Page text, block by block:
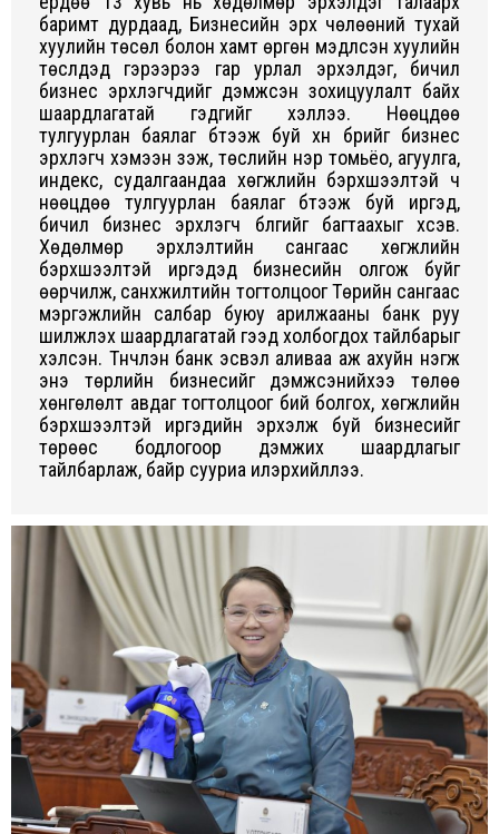
баримт дурдаад, Бизнесийн эрх чөлөөний тухай
хуулийн төсөл болон хамт өргөн мэдүүлсэн хуулийн
төслүүдэд гэрээрээ гар урлал эрхэлдэг, бичил
бизнес эрхлэгчдийг дэмжсэн зохицуулалт байх
шаардлагатай гэдгийг хэллээ. Нөөцдөө
тулгуурлан баялаг бүтээж буй хүн бүрийг бизнес
эрхлэгч хэмээн үзэж, төслийн нэр томьёо, агуулга,
индекc, судалгаандаа хөгжлийн бэрхшээлтэй ч
нөөцдөө тулгуурлан баялаг бүтээж буй иргэд,
бичил бизнес эрхлэгч бүлгийг багтаахыг хүсэв.
Хөдөлмөр эрхлэлтийн сангаас хөгжлийн
бэрхшээлтэй иргэдэд бизнесийн олгож буйг
өөрчилж, санхүүжилтийн тогтолцоог Төрийн сангаас
мэргэжлийн салбар буюу арилжааны банк руу
шилжүүлэх шаардлагатай гээд холбогдох тайлбарыг
хэлсэн. Түүнчлэн банк эсвэл аливаа аж ахуйн нэгж
энэ төрлийн бизнесийг дэмжсэнийхээ төлөө
хөнгөлөлт авдаг тогтолцоог бий болгох, хөгжлийн
бэрхшээлтэй иргэдийн эрхэлж буй бизнесийг
төрөөс бодлогоор дэмжих шаардлагыг
тайлбарлаж, байр сууриа илэрхийллээ.